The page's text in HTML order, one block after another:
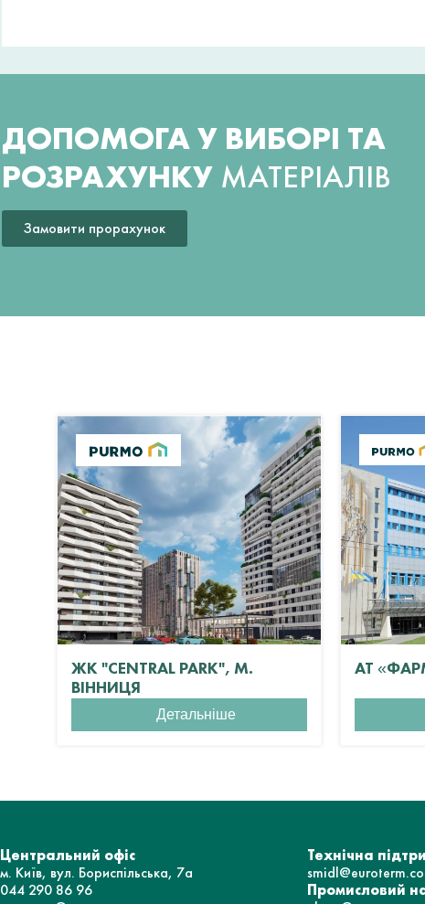
ДОПОМОГА У ВИБОРІ ТА
РОЗРАХУНКУ МАТЕРІАЛІВ
Замовити прорахунок
ЖК "CENTRAL PARK", М.
ВІННИЦЯ
Детальніше
АТ
Центральний офіс
м. Київ, вул. Бориспільська, 7а
044 290 86 96
Технічна
Промисловий